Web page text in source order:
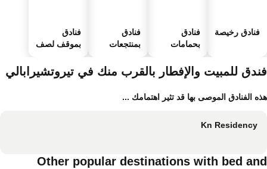
فنادق رخيصة
فنادق
بحمامات
سباحة
فنادق
بمنتجعات
صحية
فنادق
بموقف لصف
السيارات
للمبيت والإفطار بالقرب منك في تيروتشيرابالي
الفنادق الموصى بها قد تثير اهتمامك ...
Kn Residency
Other popular destinations with bed